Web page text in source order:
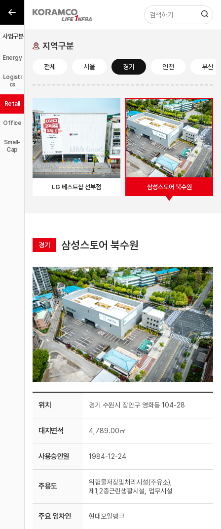
사업구분
Energy
Logisti
cs
Retail
Office
Small-
Cap
지역구분
전체 서울 경기 인천 부산
LG 베스트샵 선부점 삼성스토어 북수원
경기 삼성스토어 북수원
위치 경기 수원시 장안구 영화동 104-28
대지면적 4,789.00㎡
사용승인일 1984-12-24
주용도
위험물저장및처리시설(주유소),
제1,2종근린생활시설, 업무시설
주요 임차인 현대오일뱅크